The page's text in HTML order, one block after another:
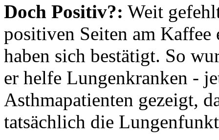
Doch Positiv?: Weit
positiven Seiten am
haben sich bestätigt. So
er helfe Lungenkranken -
Asthmapatienten gezeigt,
tatsächlich die